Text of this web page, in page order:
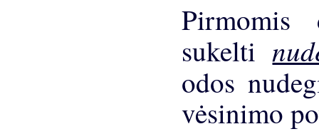
Pirmomis
sukelti
odos
vėsinimo